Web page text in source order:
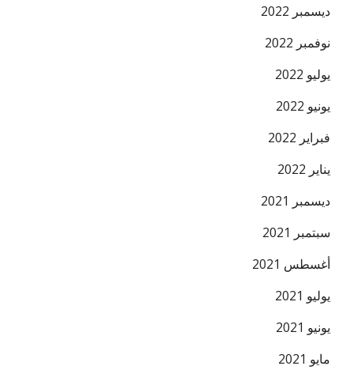
ديسمبر 2022
نوفمبر 2022
يوليو 2022
يونيو 2022
فبراير 2022
يناير 2022
ديسمبر 2021
سبتمبر 2021
أغسطس 2021
يوليو 2021
يونيو 2021
مايو 2021